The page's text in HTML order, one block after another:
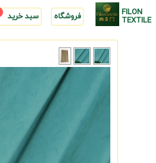
FILON
TEXTILE فروشگاه سبد خرید